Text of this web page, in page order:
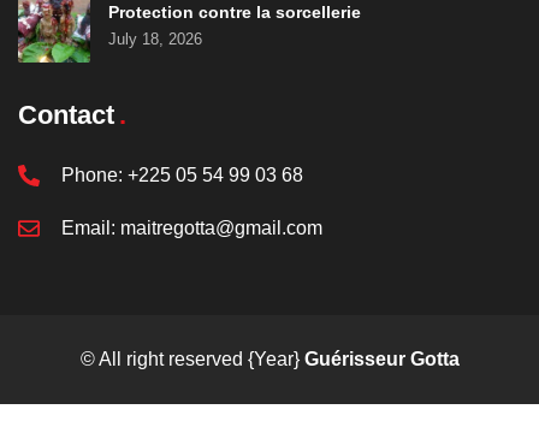
Protection contre la sorcellerie
July 18, 2026
Contact
Phone: +225 05 54 99 03 68
Email: maitregotta@gmail.com
© All right reserved {Year} Guérisseur Gotta